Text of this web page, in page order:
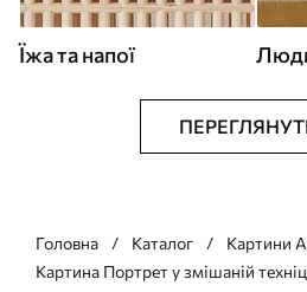
Їжа та напої
Головна Каталог
Картини
Картина Портрет у змішаній